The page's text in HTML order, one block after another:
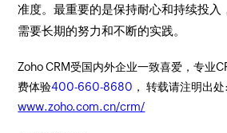
准度。最重要的是保持耐心和持续投入
需要长期的努力和不断的实践。
Zoho CRM受国内外企业一致喜爱，专业
费体验400-660-8680 ， 转载请注明出处:
www.zoho.com.cn/crm/